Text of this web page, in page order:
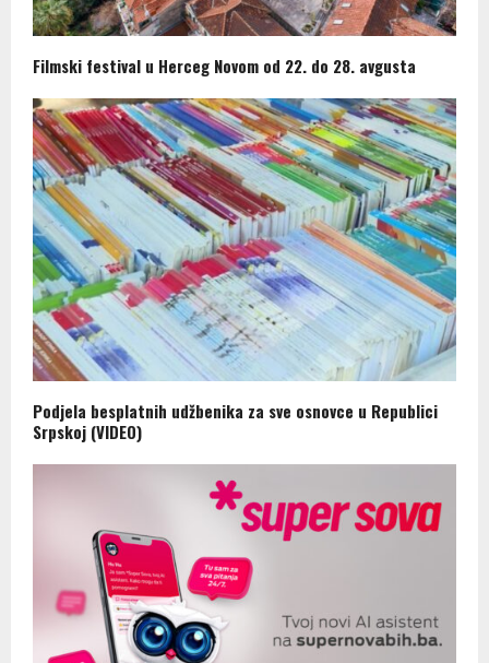
Filmski festival u Herceg Novom od 22. do 28. avgusta
Podjela besplatnih udžbenika za sve osnovce u Republici
Srpskoj (VIDEO)